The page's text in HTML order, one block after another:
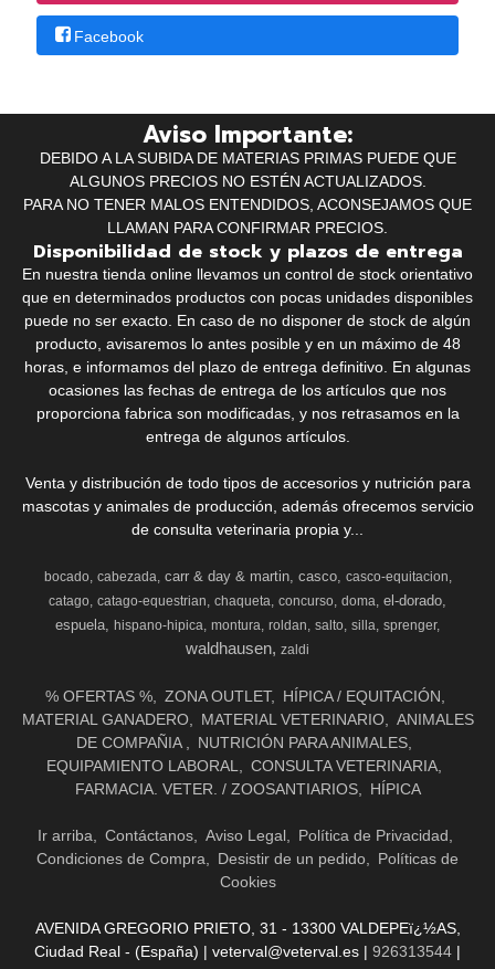
Facebook
Aviso Importante:
DEBIDO A LA SUBIDA DE MATERIAS PRIMAS PUEDE QUE
ALGUNOS PRECIOS NO ESTÉN ACTUALIZADOS.
PARA NO TENER MALOS ENTENDIDOS, ACONSEJAMOS QUE
LLAMAN PARA CONFIRMAR PRECIOS.
Disponibilidad de stock y plazos de entrega
En nuestra tienda online llevamos un control de stock orientativo
que en determinados productos con pocas unidades disponibles
puede no ser exacto. En caso de no disponer de stock de algún
producto, avisaremos lo antes posible y en un máximo de 48
horas, e informamos del plazo de entrega definitivo. En algunas
ocasiones las fechas de entrega de los artículos que nos
proporciona fabrica son modificadas, y nos retrasamos en la
entrega de algunos artículos.
Venta y distribución de todo tipos de accesorios y nutrición para
mascotas y animales de producción, además ofrecemos servicio
de consulta veterinaria propia y...
bocado cabezada carr & day & martin casco
casco-equitacion
catago catago-equestrian chaqueta concurso doma el-dorado
espuela hispano-hipica montura roldan salto silla sprenger
waldhausen zaldi
% OFERTAS % ZONA OUTLET
HÍPICA / EQUITACIÓN
MATERIAL GANADERO
MATERIAL VETERINARIO
ANIMALES
DE COMPAÑIA
NUTRICIÓN PARA ANIMALES
EQUIPAMIENTO LABORAL
CONSULTA VETERINARIA
FARMACIA. VETER. / ZOOSANTIARIOS
HÍPICA
Ir arriba Contáctanos Aviso Legal
Política de Privacidad
Condiciones de Compra
Desistir de un pedido
Políticas de
Cookies
AVENIDA GREGORIO PRIETO, 31 - 13300 VALDEPEï¿½AS,
Ciudad Real - (España) | veterval@veterval.es | 926313544 |